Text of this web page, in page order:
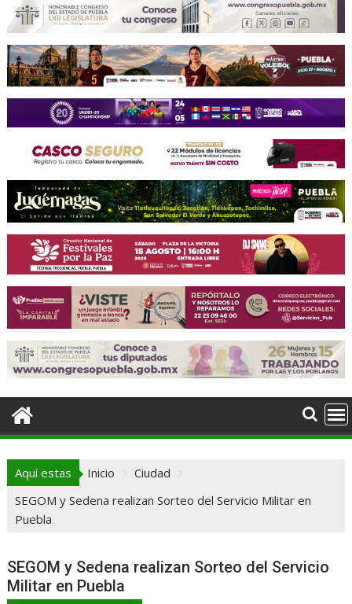
Aquí estas Inicio
Ciudad
SEGOM y Sedena realizan Sorteo del Servicio Militar en
Puebla
SEGOM y Sedena realizan Sorteo del Servicio
Militar en Puebla